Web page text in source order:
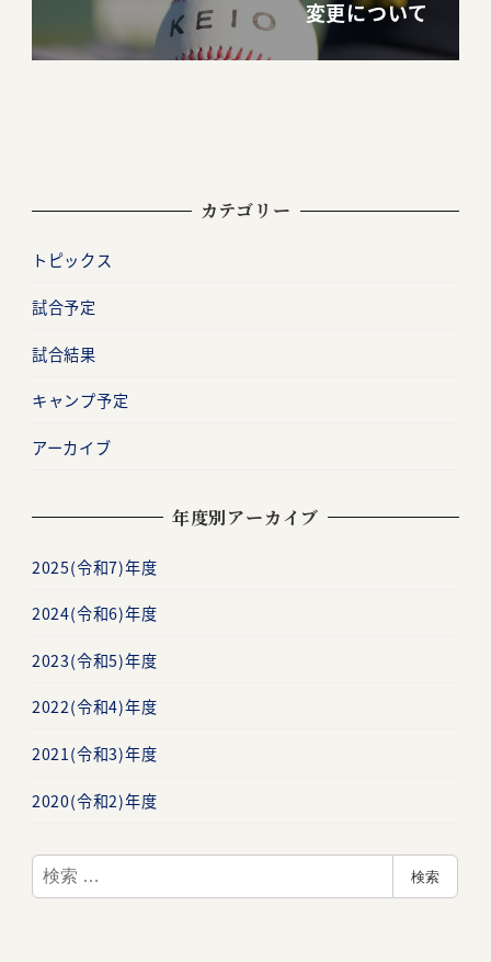
変更について
カテゴリー
トピックス
試合予定
試合結果
キャンプ予定
アーカイブ
年度別アーカイブ
2025(令和7)年度
2024(令和6)年度
2023(令和5)年度
2022(令和4)年度
2021(令和3)年度
2020(令和2)年度
検
索
検索